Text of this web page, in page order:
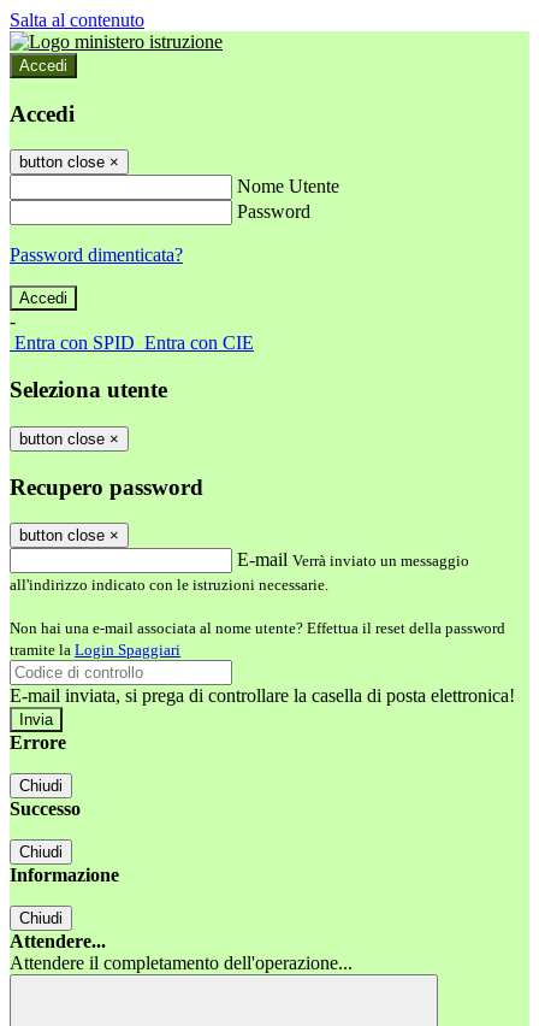
Salta al contenuto
Accedi
Accedi
button close ×
Nome Utente
Password
Password dimenticata?
-
Entra con SPID Entra con CIE
Seleziona utente
button close ×
Recupero password
button close ×
E-mail Verrà inviato un messaggio
all'indirizzo indicato con le istruzioni necessarie.
Non hai una e-mail associata al nome utente? Effettua il reset della password
tramite la Login Spaggiari
E-mail inviata, si prega di controllare la casella di posta elettronica!
Errore
Chiudi
Successo
Chiudi
Informazione
Chiudi
Attendere...
Attendere il completamento dell'operazione...